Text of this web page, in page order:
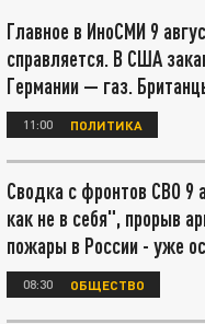
Главное в ИноСМИ 9
справляется. В США
Германии — газ.
11:00 ПОЛИТИКА
Сводка с фронтов СВО 9
как не в себя", прорыв
пожары в России - уже
08:30 ОБЩЕСТВО